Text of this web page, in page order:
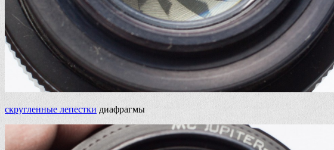
скругленные лепестки диафрагмы